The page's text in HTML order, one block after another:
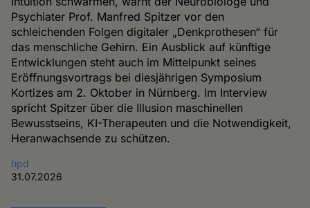
Psychiater Prof. Manfred Spitzer vor den
schleichenden Folgen digitaler „Denkprothesen“ für
das menschliche Gehirn. Ein Ausblick auf künftige
Entwicklungen steht auch im Mittelpunkt seines
Eröffnungsvortrags bei diesjährigen Symposium
Kortizes am 2. Oktober in Nürnberg. Im Interview
spricht Spitzer über die Illusion maschinellen
Bewusstseins, KI-Therapeuten und die Notwendigkeit,
Heranwachsende zu schützen.
hpd
31.07.2026